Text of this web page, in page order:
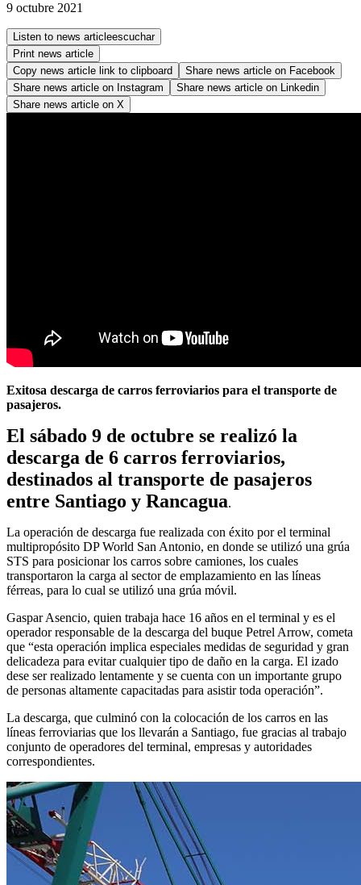
9 octubre 2021
Listen to news articleescuchar
Print news article
Copy news article link to clipboard
Share news article on Facebook
Share news article on Instagram Share news article on
Linkedin
Share news article on X
Exitosa descarga de carros ferroviarios para el transporte de
pasajeros.
El sábado 9 de octubre se realizó la
descarga de 6 carros ferroviarios,
destinados al transporte de pasajeros
entre Santiago y Rancagua.
La operación de descarga fue realizada con éxito por el terminal
multipropósito DP World San Antonio, en donde se utilizó una grúa
STS para posicionar los carros sobre camiones, los cuales
transportaron la carga al sector de emplazamiento en las líneas
férreas, para lo cual se utilizó una grúa móvil.
Gaspar Asencio, quien trabaja hace 16 años en el terminal y es el
operador responsable de la descarga del buque Petrel Arrow, cometa
que “esta operación implica especiales medidas de seguridad y gran
delicadeza para evitar cualquier tipo de daño en la carga. El izado
dese ser realizado lentamente y se cuenta con un importante grupo
de personas altamente capacitadas para asistir toda operación”.
La descarga, que culminó con la colocación de los carros en las
líneas ferroviarias que los llevarán a Santiago, fue gracias al trabajo
conjunto de operadores del terminal, empresas y autoridades
correspondientes.